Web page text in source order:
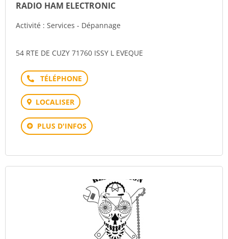
RADIO HAM ELECTRONIC
Activité : Services - Dépannage
54 RTE DE CUZY 71760 ISSY L EVEQUE
Téléphone
LOCALISER
PLUS D'INFOS